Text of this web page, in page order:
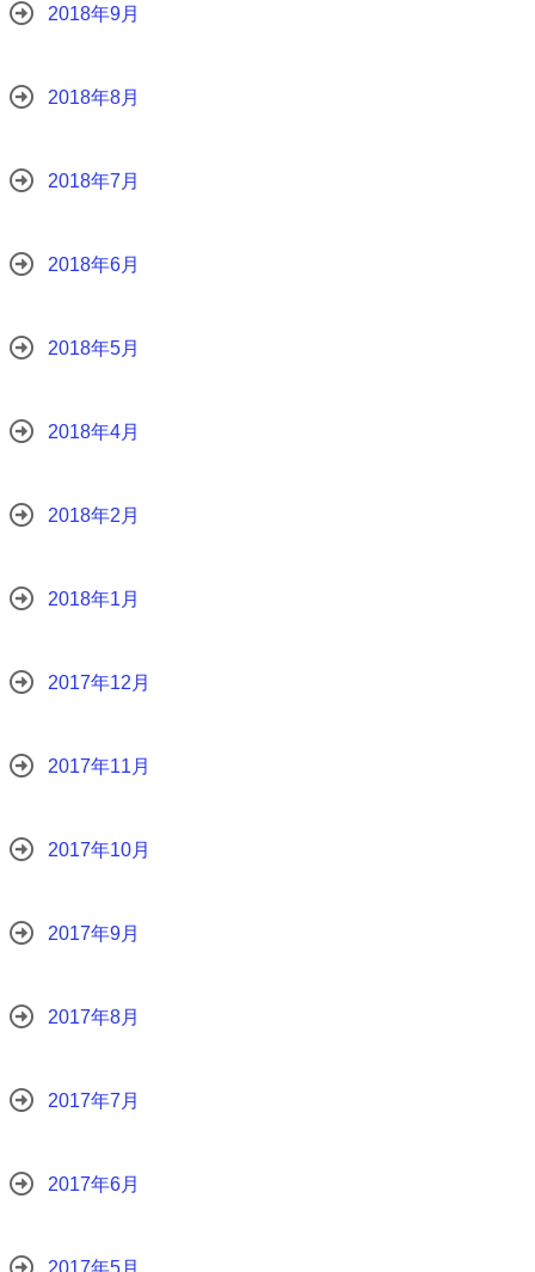
2018年9月
2018年8月
2018年7月
2018年6月
2018年5月
2018年4月
2018年2月
2018年1月
2017年12月
2017年11月
2017年10月
2017年9月
2017年8月
2017年7月
2017年6月
2017年5月